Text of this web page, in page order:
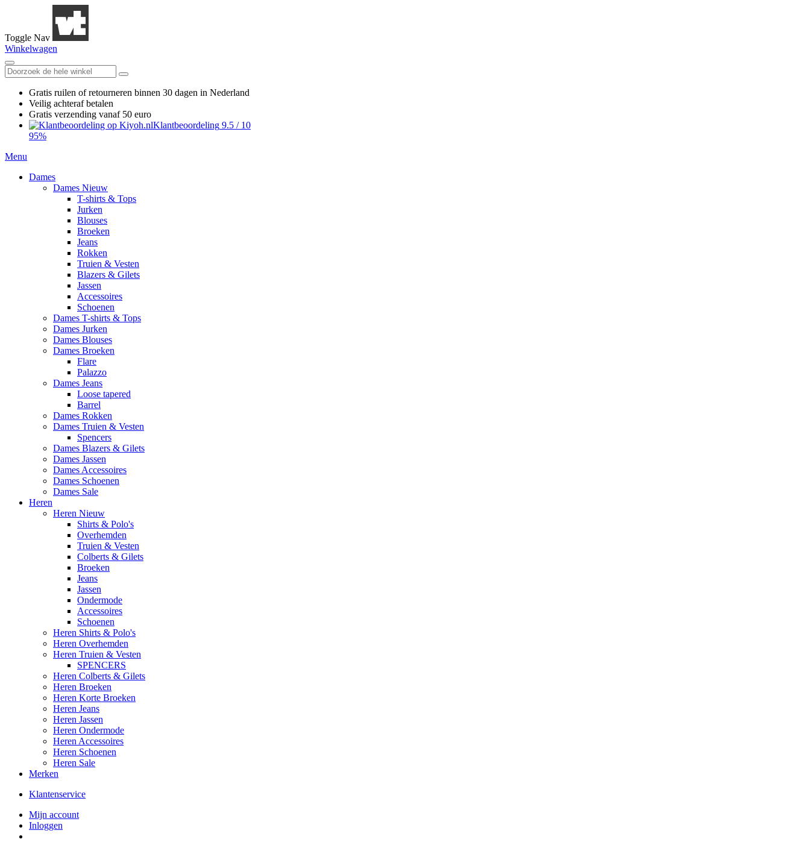
Toggle Nav
Winkelwagen
Gratis ruilen of retourneren binnen 30 dagen in Nederland
Veilig achteraf betalen
Gratis verzending vanaf 50 euro
Klantbeoordeling 9.5 / 10
95%
Menu
Dames
Dames Nieuw
T-shirts & Tops
Jurken
Blouses
Broeken
Jeans
Rokken
Truien & Vesten
Blazers & Gilets
Jassen
Accessoires
Schoenen
Dames T-shirts & Tops
Dames Jurken
Dames Blouses
Dames Broeken
Flare
Palazzo
Dames Jeans
Loose tapered
Barrel
Dames Rokken
Dames Truien & Vesten
Spencers
Dames Blazers & Gilets
Dames Jassen
Dames Accessoires
Dames Schoenen
Dames Sale
Heren
Heren Nieuw
Shirts & Polo's
Overhemden
Truien & Vesten
Colberts & Gilets
Broeken
Jeans
Jassen
Ondermode
Accessoires
Schoenen
Heren Shirts & Polo's
Heren Overhemden
Heren Truien & Vesten
SPENCERS
Heren Colberts & Gilets
Heren Broeken
Heren Korte Broeken
Heren Jeans
Heren Jassen
Heren Ondermode
Heren Accessoires
Heren Schoenen
Heren Sale
Merken
Klantenservice
Mijn account
Inloggen